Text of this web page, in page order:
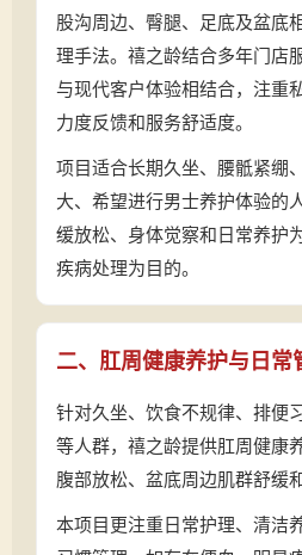
股沟周边、臀腿、足底及盆底
理手法。禧之龄结合多年门店
与现代客户体验相结合，注重
力度反馈和服务舒适度。
项目适合长期久坐、腰骶紧绷
大、希望进行男士养护体验的
缓放松、身体觉察和日常养护
疾病处理为目的。
二、肛周健康养护与日常
针对久坐、饮食不规律、排便
等人群，禧之龄提供肛周健康
腹部放松、盆底周边肌群舒缓
本项目更注重日常护理、清洁